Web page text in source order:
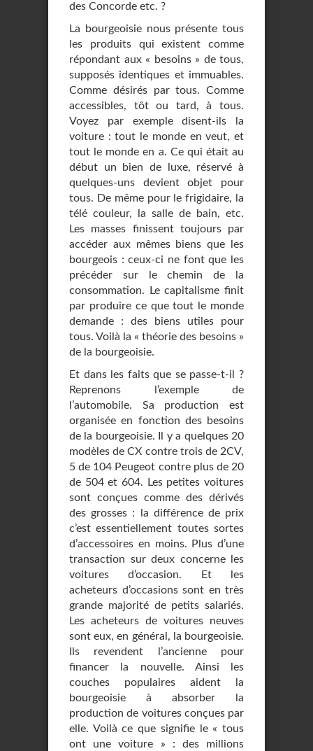
des Concorde etc. ?
La bourgeoisie nous présente tous
les produits qui existent comme
répondant aux « besoins » de tous,
supposés identiques et immuables.
Comme désirés par tous. Comme
accessibles, tôt ou tard, à tous.
Voyez par exemple disent-ils la
voiture : tout le monde en veut, et
tout le monde en a. Ce qui était au
début un bien de luxe, réservé à
quelques-uns devient objet pour
tous. De même pour le frigidaire, la
télé couleur, la salle de bain, etc.
Les masses finissent toujours par
accéder aux mêmes biens que les
bourgeois : ceux-ci ne font que les
précéder sur le chemin de la
consommation. Le capitalisme finit
par produire ce que tout le monde
demande : des biens utiles pour
tous. Voilà la « théorie des besoins »
de la bourgeoisie.
Et dans les faits que se passe-t-il ?
Reprenons l’exemple de
l’automobile. Sa production est
organisée en fonction des besoins
de la bourgeoisie. Il y a quelques 20
modèles de CX contre trois de 2CV,
5 de 104 Peugeot contre plus de 20
de 504 et 604. Les petites voitures
sont conçues comme des dérivés
des grosses : la différence de prix
c’est essentiellement toutes sortes
d’accessoires en moins. Plus d’une
transaction sur deux concerne les
voitures d’occasion. Et les
acheteurs d’occasions sont en très
grande majorité de petits salariés.
Les acheteurs de voitures neuves
sont eux, en général, la bourgeoisie.
Ils revendent l’ancienne pour
financer la nouvelle. Ainsi les
couches populaires aident la
bourgeoisie à absorber la
production de voitures conçues par
elle. Voilà ce que signifie le « tous
ont une voiture » : des millions